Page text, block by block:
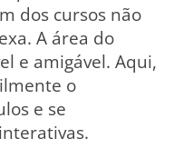
dos cursos não
A área do
e amigável. Aqui,
o
e se